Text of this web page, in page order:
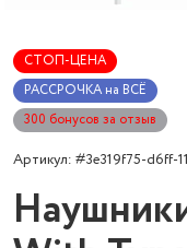
СТОП-ЦЕНА
РАССРОЧКА на ВСЁ
300 бонусов за отзыв
Артикул: #3e319f75-d6ff-